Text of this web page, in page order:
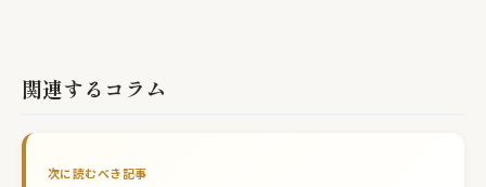
関連するコラム